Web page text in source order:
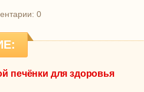
0
печёнки для здоровья